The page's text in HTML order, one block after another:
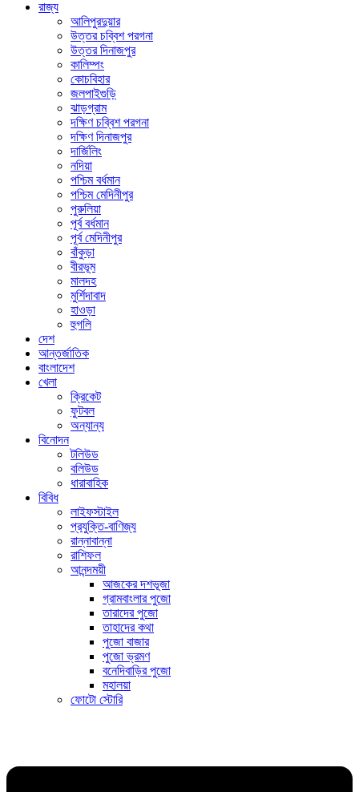
রাজ্য
আলিপুরদুয়ার
উত্তর চব্বিশ পরগনা
উত্তর দিনাজপুর
কালিম্পং
কোচবিহার
জলপাইগুড়ি
ঝাড়গ্রাম
দক্ষিণ চব্বিশ পরগনা
দক্ষিণ দিনাজপুর
দার্জিলিং
নদিয়া
পশ্চিম বর্ধমান
পশ্চিম মেদিনীপুর
পুরুলিয়া
পূর্ব বর্ধমান
পূর্ব মেদিনীপুর
বাঁকুড়া
বীরভূম
মালদহ
মুর্শিদাবাদ
হাওড়া
হুগলি
দেশ
আন্তর্জাতিক
বাংলাদেশ
খেলা
ক্রিকেট
ফুটবল
অন্যান্য
বিনোদন
টলিউড
বলিউড
ধারাবাহিক
বিবিধ
লাইফস্টাইল
প্রযুক্তি-বাণিজ্য
রান্নাবান্না
রাশিফল
আনন্দময়ী
আজকের দশভূজা
গ্রামবাংলার পুজো
তারাদের পুজো
তাহাদের কথা
পুজো বাজার
পুজো ভ্রমণ
বনেদিবাড়ির পুজো
মহালয়া
ফোটো স্টোরি